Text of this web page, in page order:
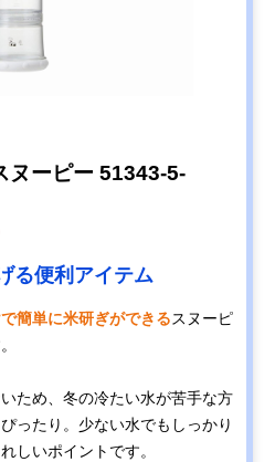
ヌーピー 51343-5-
る便利アイテム
簡単に米研ぎができるスヌーピ
ため、冬の冷たい水が苦手な方
ったり。少ない水でもしっかり
しいポイントです。